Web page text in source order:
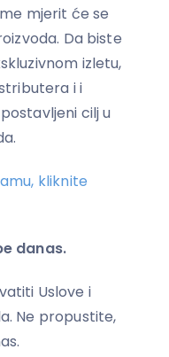
mjerit će se
Da biste
izletu,
i i
cilj u
kliknite
danas.
Uslove i
Ne propustite,